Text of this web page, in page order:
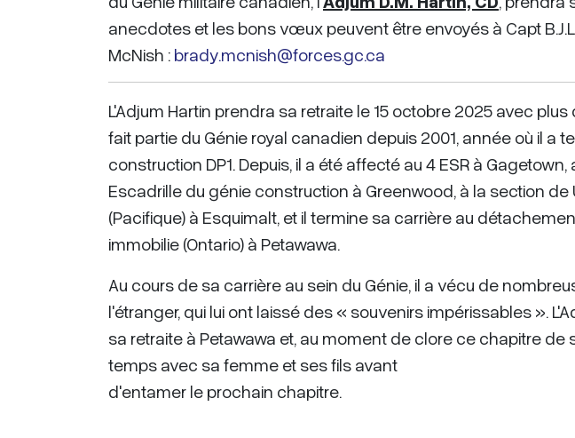
anecdotes et les bons vœux peuvent être envoyés à Capt
McNish : brady.mcnish@forces.gc.ca
L'Adjum Hartin prendra sa retraite le 15 octobre 2025 avec
fait partie du Génie royal canadien depuis 2001, année où il a
construction DP1. Depuis, il a été affecté au 4 ESR à Gagetown,
Escadrille du génie construction à Greenwood, à la section
(Pacifique) à Esquimalt, et il termine sa carrière au
immobilie (Ontario) à Petawawa.
Au cours de sa carrière au sein du Génie, il a vécu de
l'étranger, qui lui ont laissé des « souvenirs impérissables ».
sa retraite à Petawawa et, au moment de clore ce chapitre de
temps avec sa femme et ses fils avant
d'entamer le prochain chapitre.